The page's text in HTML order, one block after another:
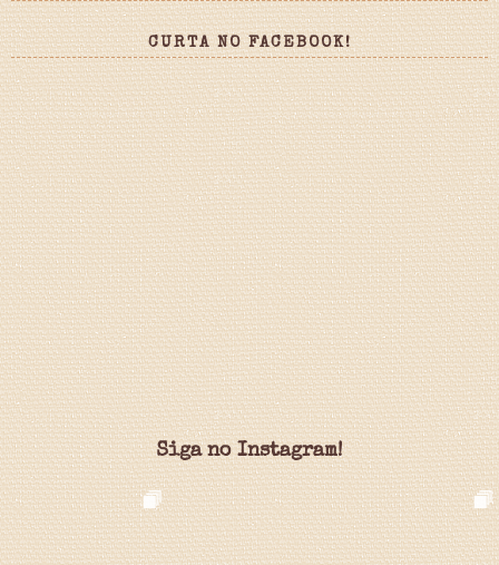
CURTA NO FACEBOOK!
Siga no Instagram!